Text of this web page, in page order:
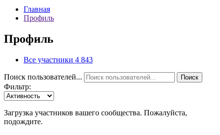
Главная
Профиль
Профиль
Все участники 4 843
Поиск пользователей... Поиск
Фильтр:
Загрузка участников вашего сообщества. Пожалуйста,
подождите.